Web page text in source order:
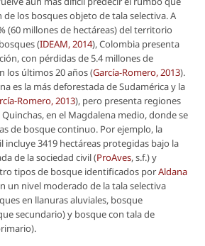
los bosques objeto de tala selectiva. A
(60 millones de hectáreas) del territorio
(IDEAM, 2014), Colombia presenta
con pérdidas de 5.4 millones de
los últimos 20 años (García-Romero, 2013).
es la más deforestada de Sudamérica y la
Romero, 2013), pero presenta regiones
en el Magdalena medio, donde se
de bosque continuo. Por ejemplo, la
incluye 3419 hectáreas protegidas bajo la
de la sociedad civil (ProAves, s.f.) y
tipos de bosque identificados porAldana
un nivel moderado de la tala selectiva
en llanuras aluviales, bosque
secundario) y bosque con tala de